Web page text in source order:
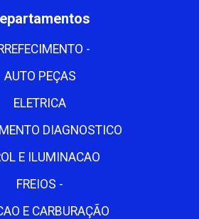
-
AUTO PEÇAS
ELETRICA
DIAGNOSTICO
E ILUMINACAO
FREIOS -
E CARBURAÇÃO